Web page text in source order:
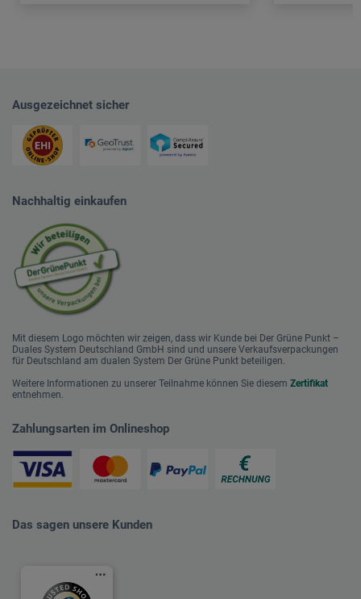
Ausgezeichnet sicher
Nachhaltig einkaufen
Mit diesem Logo möchten wir zeigen, dass wir Kunde bei Der Grüne Punkt –
Duales System Deutschland GmbH sind und unsere Verkaufsverpackungen
für Deutschland am dualen System Der Grüne Punkt beteiligen.
Weitere Informationen zu unserer Teilnahme können Sie diesem Zertifikat
entnehmen.
Zahlungsarten im Onlineshop
Das sagen unsere Kunden